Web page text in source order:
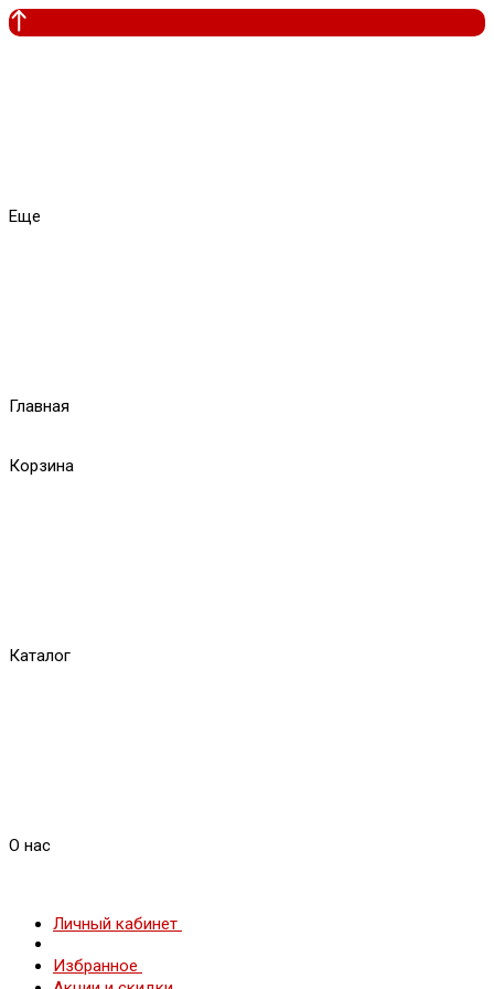
Еще
Главная
Корзина
Каталог
О нас
Личный кабинет
Избранное